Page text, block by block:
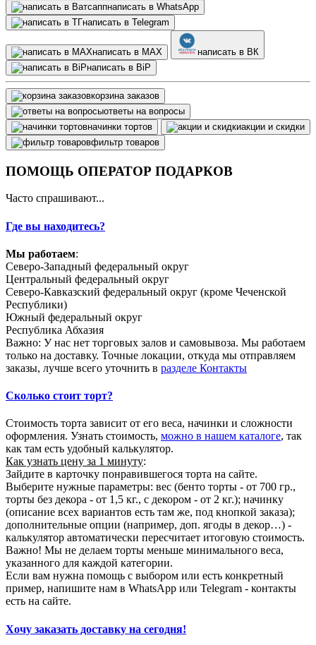
написать в WhatsApp
написать в Telegram
написать в МАХ
написать в ВК
написать в BiP
корзина заказов
ответы на вопросы
начинки тортов
акции и скидки
фильтр товаров
ПОМОЩЬ ОПЕРАТОР ПОДАРКОВ
Часто спрашивают...
Где вы находитесь?
Мы работаем:
Северо-Западный федеральный округ
Центральный федеральный округ
Северо-Кавказский федеральный округ (кроме Чеченской
Республики)
Южный федеральный округ
Республика Абхазия
Важно: У нас нет торговых залов и самовывоза. Мы работаем
только на доставку. Точные локации, откуда мы отправляем
заказы, лучше всего уточнить в разделе Контакты
Сколько стоит торт?
Стоимость торта зависит от его веса, начинки и сложности
оформления. Узнать стоимость, можно в нашем каталоге, так
как там есть удобный калькулятор.
Как узнать цену за 1 минуту:
Зайдите в карточку понравившегося торта на сайте.
Выберите нужные параметры: вес (бенто торты - от 700 гр.,
торты без декора - от 1,5 кг., с декором - от 2 кг.); начинку
(описание всех вариантов есть там же, под кнопкой заказа);
дополнительные опции (например, доп. ягоды в декор…) -
калькулятор автоматически пересчитает итоговую стоимость.
Важно! Мы не делаем торты меньше минимального веса,
указанного для каждой категории.
Если вам нужна помощь с выбором или есть конкретный
пример, напишите нам в WhatsApp или Telegram - контакты
есть на сайте.
Хочу заказать доставку на сегодня!